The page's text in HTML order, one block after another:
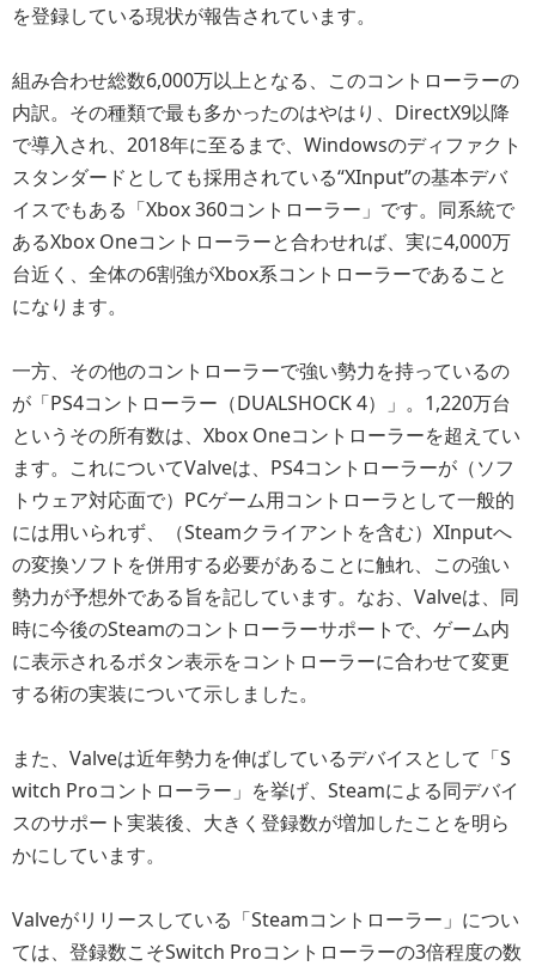
を登録している現状が報告されています。
組み合わせ総数6,000万以上となる、このコントローラーの
内訳。その種類で最も多かったのはやはり、DirectX9以降
で導入され、2018年に至るまで、Windowsのディファクト
スタンダードとしても採用されている“XInput”の基本デバ
イスでもある「Xbox 360コントローラー」です。同系統で
あるXbox Oneコントローラーと合わせれば、実に4,000万
台近く、全体の6割強がXbox系コントローラーであること
になります。
一方、その他のコントローラーで強い勢力を持っているの
が「PS4コントローラー（DUALSHOCK 4）」。1,220万台
というその所有数は、Xbox Oneコントローラーを超えてい
ます。これについてValveは、PS4コントローラーが（ソフ
トウェア対応面で）PCゲーム用コントローラとして一般的
には用いられず、（Steamクライアントを含む）XInputへ
の変換ソフトを併用する必要があることに触れ、この強い
勢力が予想外である旨を記しています。なお、Valveは、同
時に今後のSteamのコントローラーサポートで、ゲーム内
に表示されるボタン表示をコントローラーに合わせて変更
する術の実装について示しました。
また、Valveは近年勢力を伸ばしているデバイスとして「S
witch Proコントローラー」を挙げ、Steamによる同デバイ
スのサポート実装後、大きく登録数が増加したことを明ら
かにしています。
Valveがリリースしている「Steamコントローラー」につい
ては、登録数こそSwitch Proコントローラーの3倍程度の数